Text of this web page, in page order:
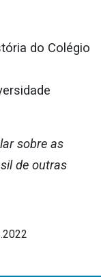
do Colégio
sobre as
de outras